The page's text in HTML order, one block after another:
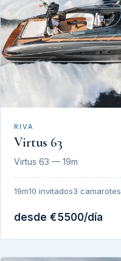
RIVA
Virtus 63
Virtus 63 — 19m
19m10 invitados3 camarotes
desde €5500/día